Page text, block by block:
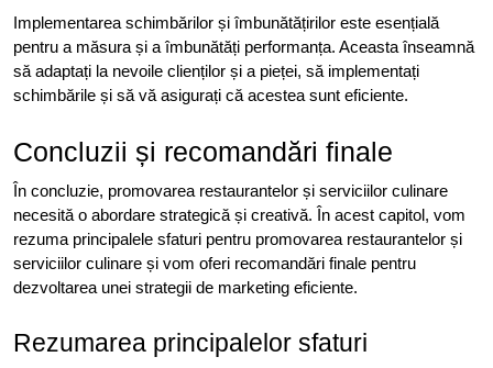
Implementarea schimbărilor și îmbunătățirilor este esențială
pentru a măsura și a îmbunătăți performanța. Aceasta înseamnă
să adaptați la nevoile clienților și a pieței, să implementați
schimbările și să vă asigurați că acestea sunt eficiente.
Concluzii și recomandări finale
În concluzie, promovarea restaurantelor și serviciilor culinare
necesită o abordare strategică și creativă. În acest capitol, vom
rezuma principalele sfaturi pentru promovarea restaurantelor și
serviciilor culinare și vom oferi recomandări finale pentru
dezvoltarea unei strategii de marketing eficiente.
Rezumarea principalelor sfaturi